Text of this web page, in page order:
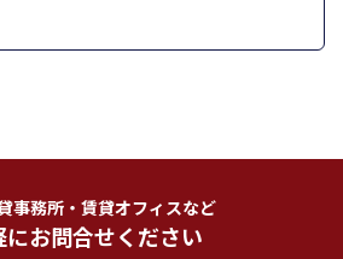
事務所・賃貸オフィスなど
にお問合せください